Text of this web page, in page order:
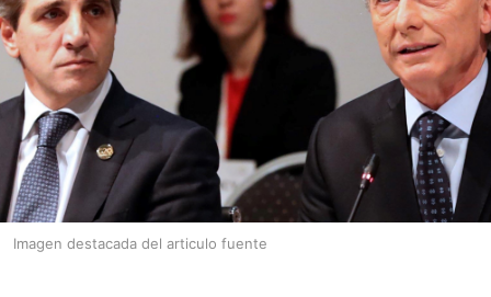
Imagen destacada del articulo fuente